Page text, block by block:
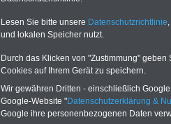
Ost-West-
Die Vereinte
Lesen Sie bitte unsere Datenschutzrichtlinie
und lokalen Speicher nutzt.
Durch das Klicken von "Zustimmung"
Cookies auf Ihrem Gerät zu speichern.
Wir gewähren Dritten - einschließlich
Google-Website "Datenschutzerklärung &
Google ihre personenbezogenen Daten